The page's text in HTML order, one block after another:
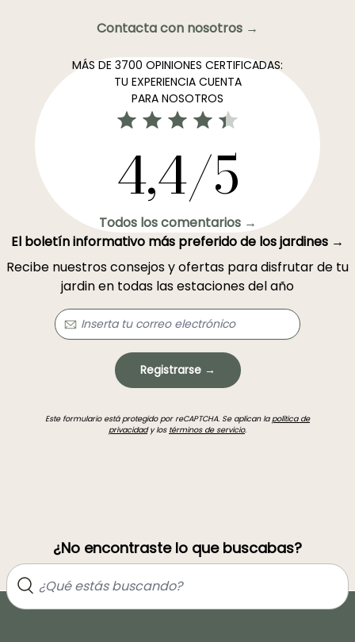
Contacta con nosotros →
MÁS DE 3700 OPINIONES CERTIFICADAS:
TU EXPERIENCIA CUENTA
PARA NOSOTROS
4,4/5
Todos los comentarios →
El boletín informativo más preferido de los jardines →
Recibe nuestros consejos y ofertas para disfrutar de tu
jardin en todas las estaciones del año
Registrarse →
Este formulario está protegido por reCAPTCHA. Se aplican lapolítica de
privacidady los términos de servicio.
¿No encontraste lo que buscabas?